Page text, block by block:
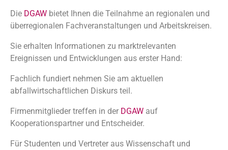
Die DGAW bietet Ihnen die Teilnahme an regionalen und
überregionalen Fachveranstaltungen und Arbeitskreisen.
Sie erhalten Informationen zu marktrelevanten
Ereignissen und Entwicklungen aus erster Hand:
Fachlich fundiert nehmen Sie am aktuellen
abfallwirtschaftlichen Diskurs teil.
Firmenmitglieder treffen in der DGAW auf
Kooperationspartner und Entscheider.
Für Studenten und Vertreter aus Wissenschaft und